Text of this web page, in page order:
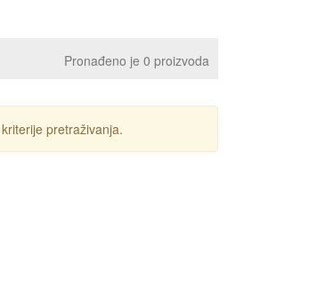
Pronađeno je 0 proizvoda
pretraživanja.